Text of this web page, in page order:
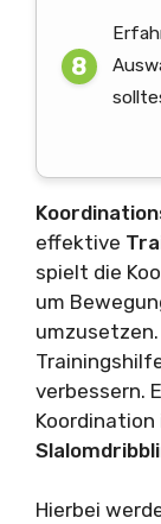
effektive
spielt die
um
verbessern.
Hierbei